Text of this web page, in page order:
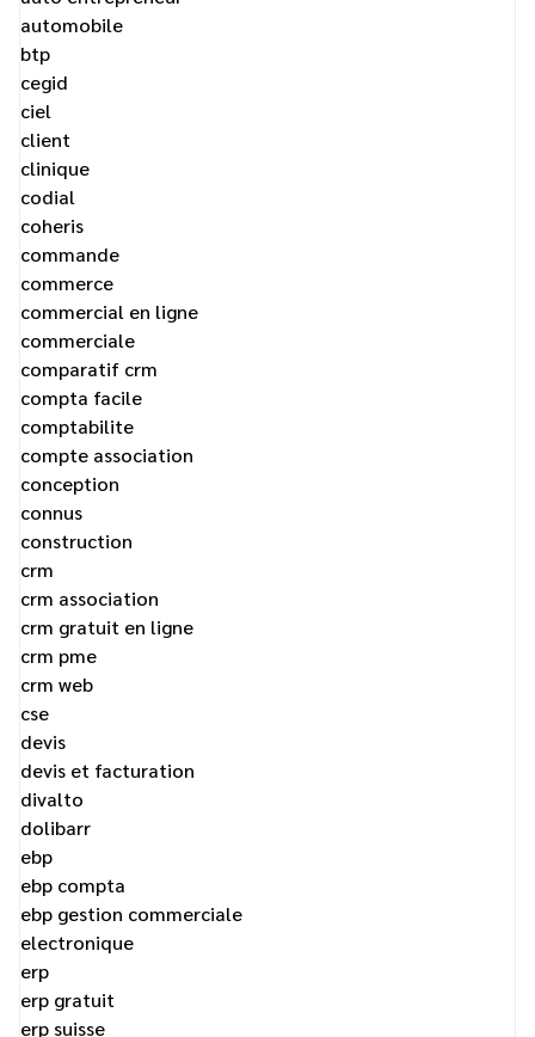
automobile
btp
cegid
ciel
client
clinique
codial
coheris
commande
commerce
commercial en ligne
commerciale
comparatif crm
compta facile
comptabilite
compte association
conception
connus
construction
crm
crm association
crm gratuit en ligne
crm pme
crm web
cse
devis
devis et facturation
divalto
dolibarr
ebp
ebp compta
ebp gestion commerciale
electronique
erp
erp gratuit
erp suisse